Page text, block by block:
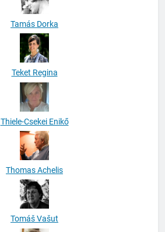
Tamás Dorka
Teket Regina
Thiele-Csekei Enikő
Thomas Achelis
Tomáš Vašut